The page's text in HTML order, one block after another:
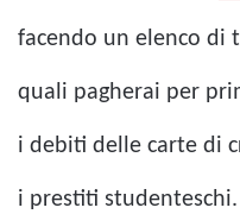
facendo un elenco di
quali pagherai per
i debiti delle carte di
i prestiti